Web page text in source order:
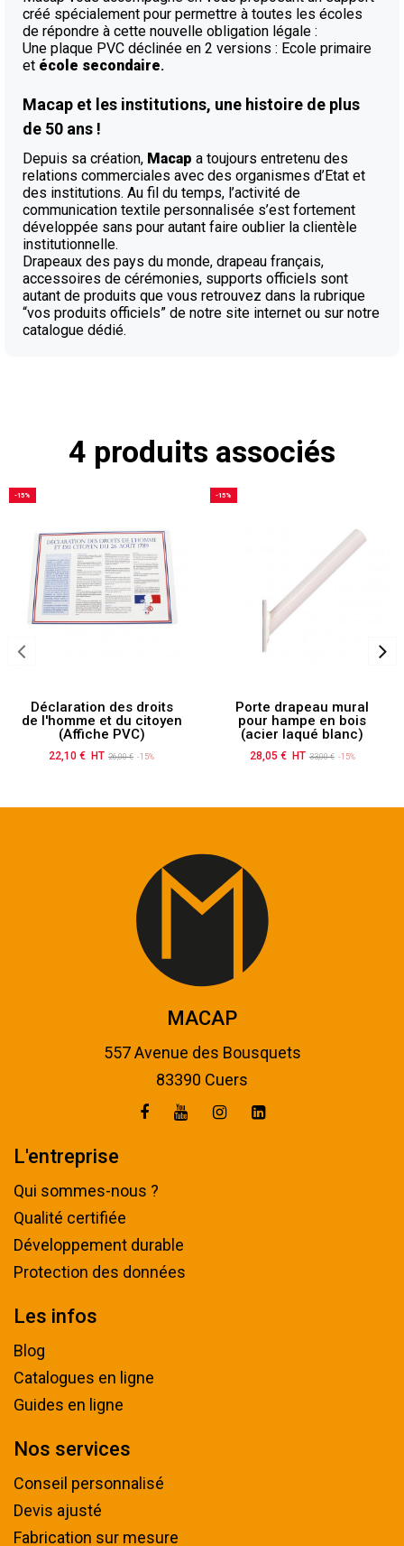
créé spécialement pour permettre à toutes les écoles
de répondre à cette nouvelle obligation légale :
Une plaque PVC déclinée en 2 versions : Ecole primaire
et école secondaire.
Macap et les institutions, une histoire de plus
de 50 ans !
Depuis sa création, Macap a toujours entretenu des
relations commerciales avec des organismes d’Etat et
des institutions. Au fil du temps, l’activité de
communication textile personnalisée s’est fortement
développée sans pour autant faire oublier la clientèle
institutionnelle.
Drapeaux des pays du monde, drapeau français,
accessoires de cérémonies, supports officiels sont
autant de produits que vous retrouvez dans la rubrique
“vos produits officiels” de notre site internet ou sur notre
catalogue dédié.
4 produits associés
-15%
Déclaration des droits
de l'homme et du citoyen
(Affiche PVC)
Prix de base
26,00 € -15%
Prix
22,10 € HT
-15%
Porte drapeau mural
pour hampe en bois
(acier laqué blanc)
Prix de base
33,00 € -15%
Prix
28,05 € HT
MACAP
557 Avenue des Bousquets
83390 Cuers
L'entreprise
Qui sommes-nous ?
Qualité certifiée
Développement durable
Protection des données
Les infos
Blog
Catalogues en ligne
Guides en ligne
Nos services
Conseil personnalisé
Devis ajusté
Fabrication sur mesure